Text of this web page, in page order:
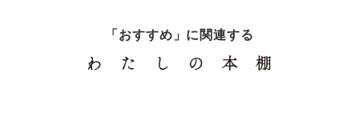
「おすすめ」に関連する